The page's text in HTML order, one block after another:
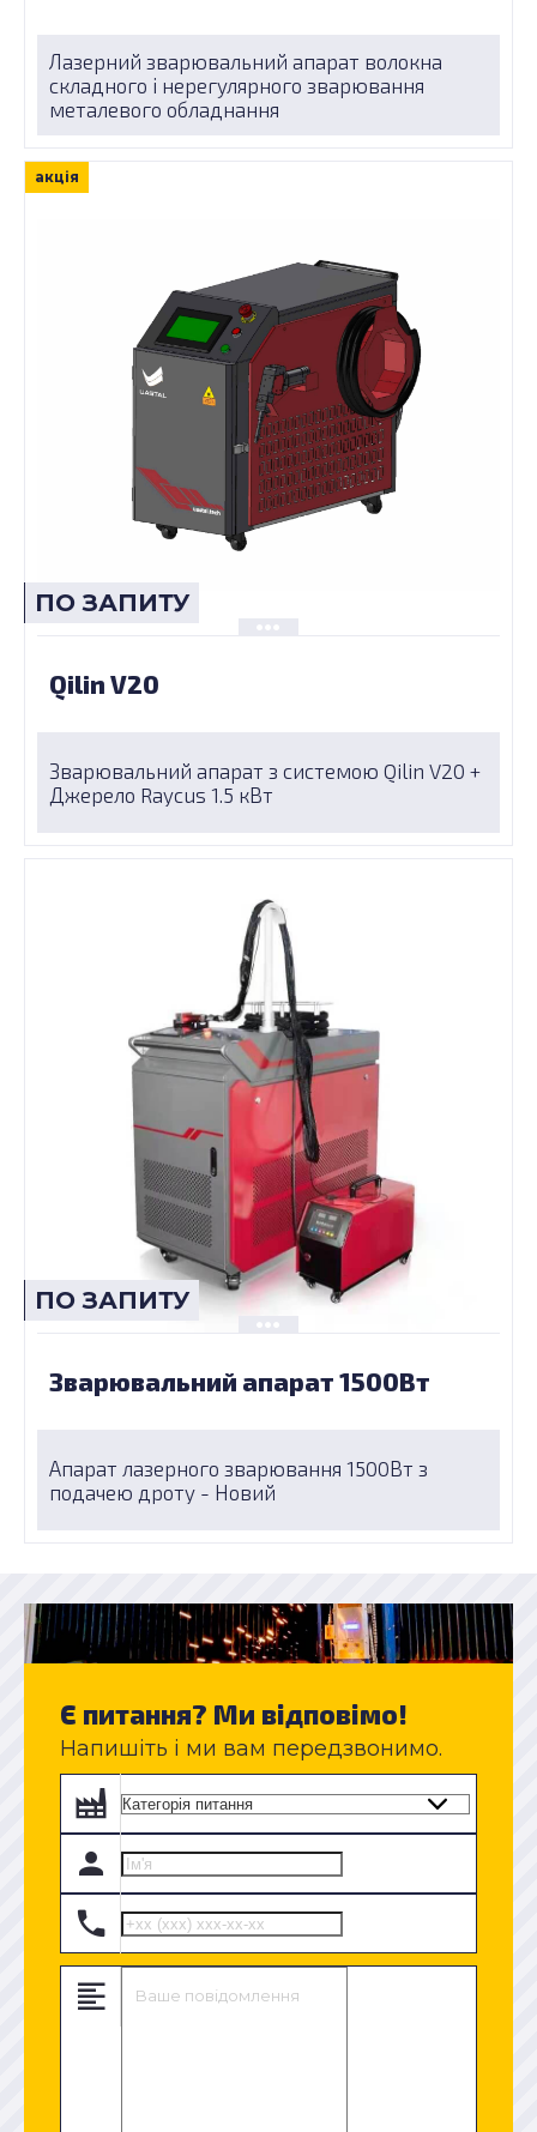
Лазерний зварювальний апарат волокна
складного і нерегулярного зварювання
металевого обладнання
акція
ПО ЗАПИТУ
Qilin V20
Зварювальний апарат з системою Qilin V20 +
Джерело Raycus 1.5 кВт
ПО ЗАПИТУ
Зварювальний апарат 1500Вт
Апарат лазерного зварювання 1500Вт з
подачею дроту - Новий
Є питання? Ми відповімо!
Напишіть і ми вам передзвонимо.